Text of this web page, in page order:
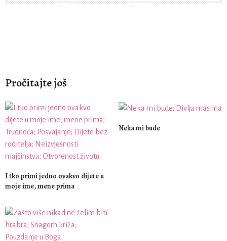
Pročitajte još
I tko primi jedno ovakvo dijete u
moje ime, mene prima
Neka mi bude